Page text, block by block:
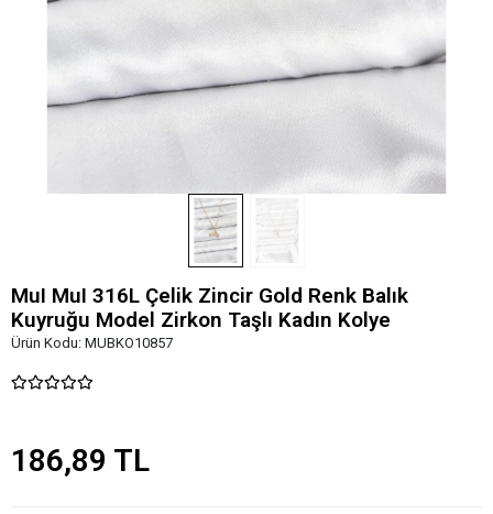
MuI MuI 316L Çelik Zincir Gold Renk Balık
Kuyruğu Model Zirkon Taşlı Kadın Kolye
Ürün Kodu: MUBKO10857
186,89 TL